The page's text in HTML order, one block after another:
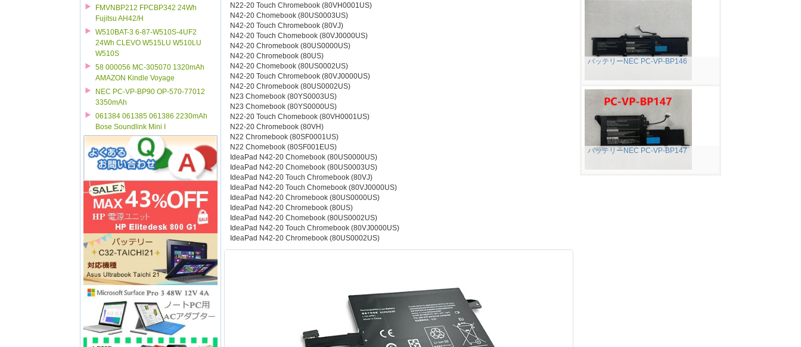
FMVNBP212 FPCBP342 24Wh
Fujitsu AH42/H
W510BAT-3 6-87-W510S-4UF2
24Wh CLEVO W515LU W510LU
W510S
58 000056 MC-305070 1320mAh
AMAZON Kindle Voyage
NEC PC-VP-BP90 OP-570-77012
3350mAh
061384 061385 061386 2230mAh
Bose Soundlink Mini I
N22-20 Touch Chromebook (80VH0001US)
N42-20 Chomebook (80US0003US)
N42-20 Touch Chromebook (80VJ)
N42-20 Touch Chomebook (80VJ0000US)
N42-20 Chromebook (80US0000US)
N42-20 Chromebook (80US)
N42-20 Chomebook (80US0002US)
N42-20 Touch Chromebook (80VJ0000US)
N42-20 Chromebook (80US0002US)
N23 Chomebook (80YS0003US)
N23 Chomebook (80YS0000US)
N22-20 Touch Chomebook (80VH0001US)
N22-20 Chromebook (80VH)
N22 Chromebook (80SF0001US)
N22 Chomebook (80SF001EUS)
IdeaPad N42-20 Chomebook (80US0000US)
IdeaPad N42-20 Chomebook (80US0003US)
IdeaPad N42-20 Touch Chromebook (80VJ)
IdeaPad N42-20 Touch Chomebook (80VJ0000US)
IdeaPad N42-20 Chromebook (80US0000US)
IdeaPad N42-20 Chromebook (80US)
IdeaPad N42-20 Chomebook (80US0002US)
IdeaPad N42-20 Touch Chromebook (80VJ0000US)
IdeaPad N42-20 Chromebook (80US0002US)
バッテリーNEC PC-VP-BP146
バッテリーNEC PC-VP-BP147